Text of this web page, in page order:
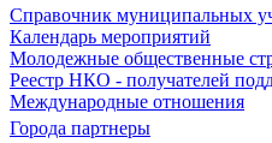
Справочник муниципальных
Календарь мероприятий
Молодежные общественные
Реестр НКО - получателей
Международные отношения
Города партнеры